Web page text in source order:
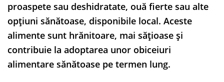
proaspete sau deshidratate, ouă fierte sau alte
opțiuni sănătoase, disponibile local. Aceste
alimente sunt hrănitoare, mai sățioase și
contribuie la adoptarea unor obiceiuri
alimentare sănătoase pe termen lung.